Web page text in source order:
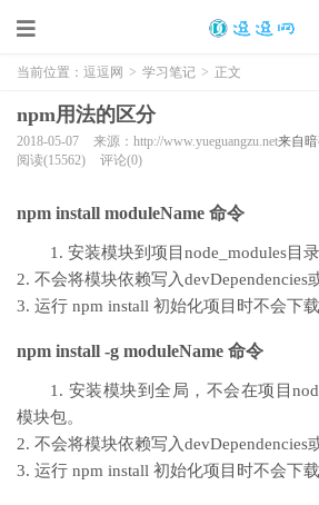
当前位置： 逗逗网 > 学习笔记 > 正文
npm用法的区分
2018-05-07 来源：http://www.yueguangzu.net来自
阅读(15562)
评论(0)
npm install moduleName 命令
1. 安装模块到项目node_modules目录
2. 不会将模块依赖写入devDependencies
3. 运行 npm install 初始化项目时不会下载
npm install -g moduleName 命令
1. 安装模块到全局，不会在项目
模块包。
2. 不会将模块依赖写入devDependencies
3. 运行 npm install 初始化项目时不会下载